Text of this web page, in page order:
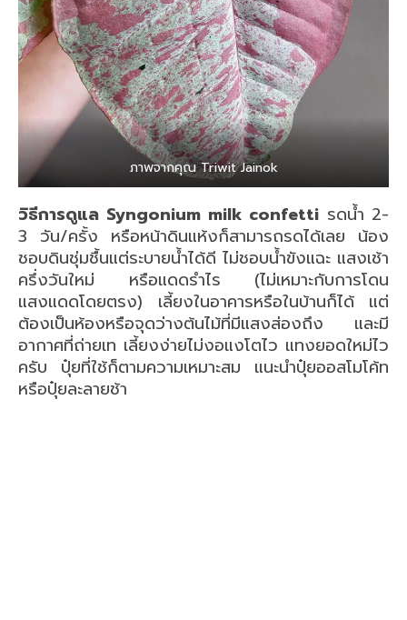
ภาพจากคุณ Triwit Jainok
วิธีการดูแล Syngonium milk confetti รดน้ำ 2-
3 วัน/ครั้ง หรือหน้าดินแห้งก็สามารถรดได้เลย น้อง
ชอบดินชุ่มชื้นแต่ระบายน้ำได้ดี ไม่ชอบน้ำขังแฉะ แสงเช้า
ครึ่งวันใหม่ หรือแดดรำไร (ไม่เหมาะกับการโดน
แสงแดดโดยตรง) เลี้ยงในอาคารหรือในบ้านก็ได้ แต่
ต้องเป็นห้องหรือจุดว่างต้นไม้ที่มีแสงส่องถึง และมี
อากาศที่ถ่ายเท เลี้ยงง่ายไม่งอแงโตไว แทงยอดใหม่ไว
ครับ ปุ๋ยที่ใช้ก็ตามความเหมาะสม แนะนำปุ๋ยออสโมโค้ท
หรือปุ๋ยละลายช้า